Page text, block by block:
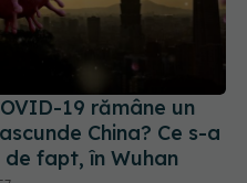
19 rămâne un
China? Ce s-a
fapt, în Wuhan